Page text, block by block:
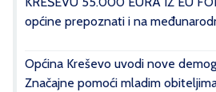
općine prepoznati i na
Općina Kreševo uvodi nove
Značajne pomoći mladim